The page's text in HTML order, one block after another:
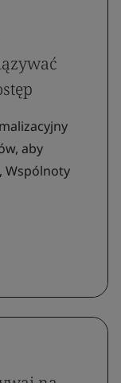
aby
Wspólnoty